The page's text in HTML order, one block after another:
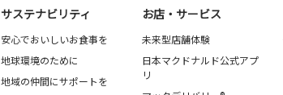
サステナビリティ
安心でおいしいお食事を
地球環境のために
地域の仲間にサポートを
お店・サービス
未来型店舗体験
日本マクドナルド公式アプ
リ